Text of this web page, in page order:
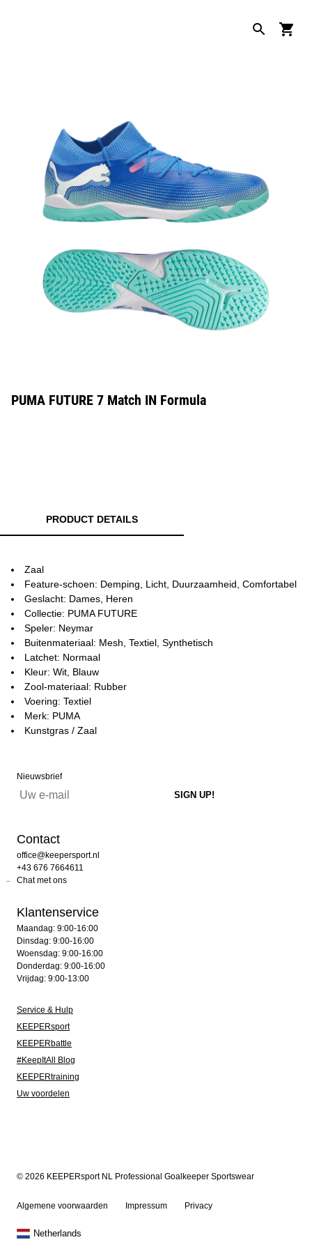
PUMA FUTURE 7 Match IN Formula
PRODUCT DETAILS
Zaal
Feature-schoen: Demping, Licht, Duurzaamheid, Comfortabel
Geslacht: Dames, Heren
Collectie: PUMA FUTURE
Speler: Neymar
Buitenmateriaal: Mesh, Textiel, Synthetisch
Latchet: Normaal
Kleur: Wit, Blauw
Zool-materiaal: Rubber
Voering: Textiel
Merk: PUMA
Kunstgras / Zaal
Nieuwsbrief
Contact
office@keepersport.nl
+43 676 7664611
Chat met ons
Klantenservice
Maandag: 9:00-16:00
Dinsdag: 9:00-16:00
Woensdag: 9:00-16:00
Donderdag: 9:00-16:00
Vrijdag: 9:00-13:00
Service & Hulp
KEEPERsport
KEEPERbattle
#KeepItAll Blog
KEEPERtraining
Uw voordelen
© 2026 KEEPERsport NL Professional Goalkeeper Sportswear
Algemene voorwaarden Impressum Privacy
Netherlands